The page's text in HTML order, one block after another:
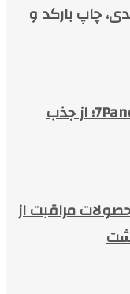
چاپ بارکد و
خدمات شبکه‌های اجتماعی 7Panel؛ از جذب
مراقبت از